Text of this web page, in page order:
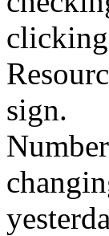
sign.